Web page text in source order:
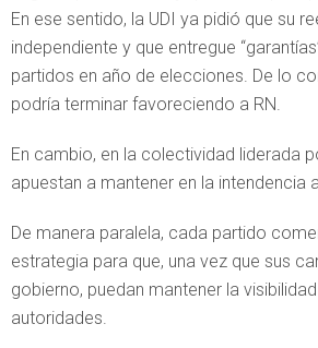
En ese sentido, la UDI ya pidió que su
independiente y que entregue
partidos en año de elecciones. De lo
podría terminar favoreciendo a RN.
En cambio, en la colectividad liderada
apuestan a mantener en la intendencia
De manera paralela, cada partido
estrategia para que, una vez que sus
gobierno, puedan mantener la
autoridades.